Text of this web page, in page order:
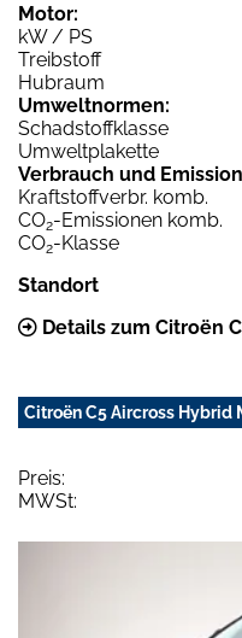
Motor:
kW / PS
Treibstoff
Hubraum
Umweltnormen:
Schadstoffklasse
Umweltplakette
Verbrauch und
Kraftstoffverbr. komb.
CO2-Emissionen komb.
CO2-Klasse
Standort
Details zum Citroën
Citroën C5 Aircross Hybrid
Preis:
MWSt: